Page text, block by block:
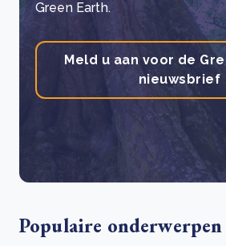
Green Earth.
Meld u aan voor de
nieuwsbrief
Populaire onderwerpen